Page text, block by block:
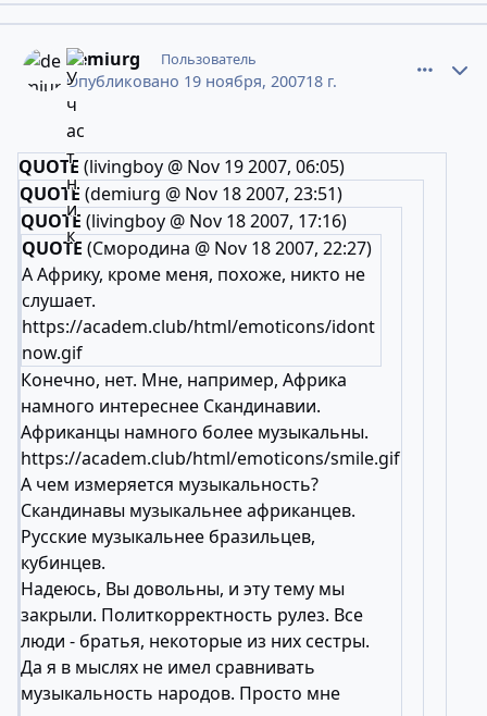
demiurg Пользователь
Опубликовано 19 ноября, 200718 г.
QUOTE (livingboy @ Nov 19 2007, 06:05)
QUOTE (demiurg @ Nov 18 2007, 23:51)
QUOTE (livingboy @ Nov 18 2007, 17:16)
QUOTE (Смородина @ Nov 18 2007, 22:27)
А Африку, кроме меня, похоже, никто не
слушает.
https://academ.club/html/emoticons/idont
now.gif
Конечно, нет. Мне, например, Африка
намного интереснее Скандинавии.
Африканцы намного более музыкальны.
https://academ.club/html/emoticons/smile.gif
А чем измеряется музыкальность?
Скандинавы музыкальнее африканцев.
Русские музыкальнее бразильцев,
кубинцев.
Надеюсь, Вы довольны, и эту тему мы
закрыли. Политкорректность рулез. Все
люди - братья, некоторые из них сестры.
Да я в мыслях не имел сравнивать
музыкальность народов. Просто мне